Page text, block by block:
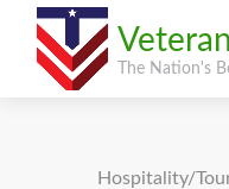
The Nation's
Hospitality/